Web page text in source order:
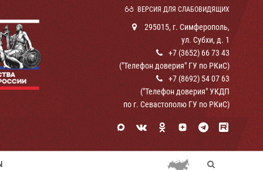
ВЕРСИЯ ДЛЯ СЛАБОВИДЯЩИХ
295015, г. Симферополь,
ул. Субхи, д. 1
+7 (3652) 66 73 43
("Телефон доверия" ГУ по РКиС)
+7 (8692) 54 07 63
("Телефон доверия" УКДП
по г. Севастополю ГУ по РКиС)